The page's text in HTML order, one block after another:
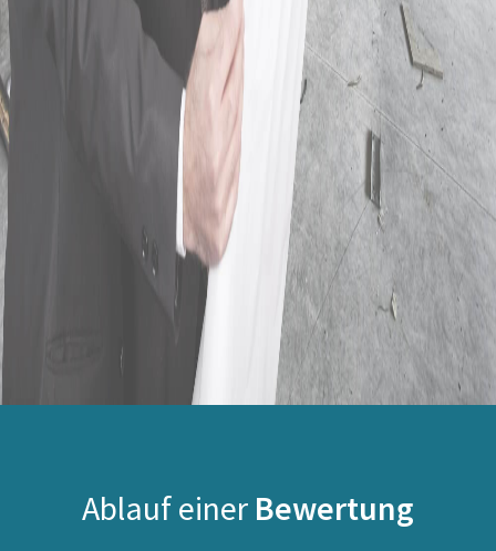
Ablauf einer Bewertung